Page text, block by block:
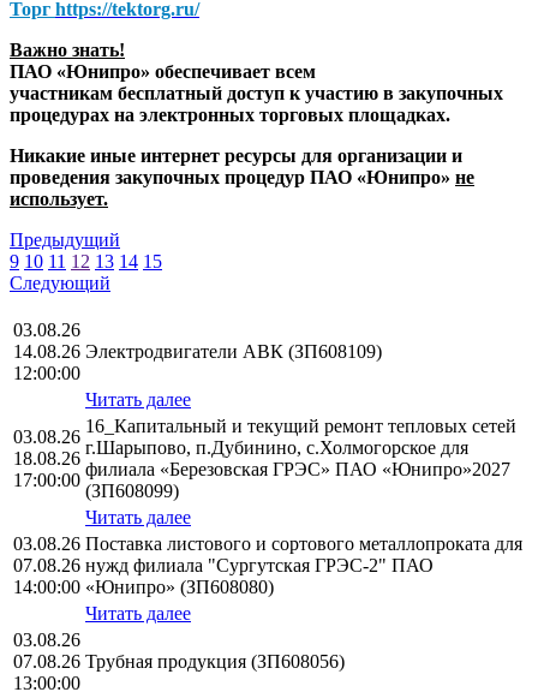
Торг https://tektorg.ru/
Важно знать!
ПАО «Юнипро» обеспечивает всем
участникам бесплатный доступ к участию в закупочных
процедурах на электронных торговых площадках.
Никакие иные интернет ресурсы для организации и
проведения закупочных процедур ПАО «Юнипро» не
использует.
Предыдущий
9 10 11 12 13 14 15
Следующий
03.08.26
14.08.26
12:00:00
Электродвигатели АВК (ЗП608109)
Читать далее
03.08.26
18.08.26
17:00:00
16_Капитальный и текущий ремонт тепловых сетей
г.Шарыпово, п.Дубинино, с.Холмогорское для
филиала «Березовская ГРЭС» ПАО «Юнипро»2027
(ЗП608099)
Читать далее
03.08.26
07.08.26
14:00:00
Поставка листового и сортового металлопроката для
нужд филиала "Сургутская ГРЭС-2" ПАО
«Юнипро» (ЗП608080)
Читать далее
03.08.26
07.08.26
13:00:00
Трубная продукция (ЗП608056)